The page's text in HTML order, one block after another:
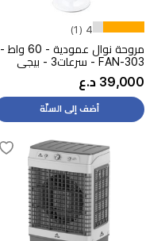
4 (1)
مروحة نوال عمودية - 60 واط -
FAN-303 - سرعات3 - بيجي
39,000 د.ع
أضف إلى السلّة